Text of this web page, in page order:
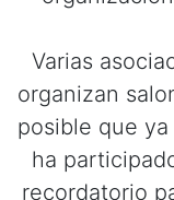
Varias
organizan
posible que
ha
recordatorio